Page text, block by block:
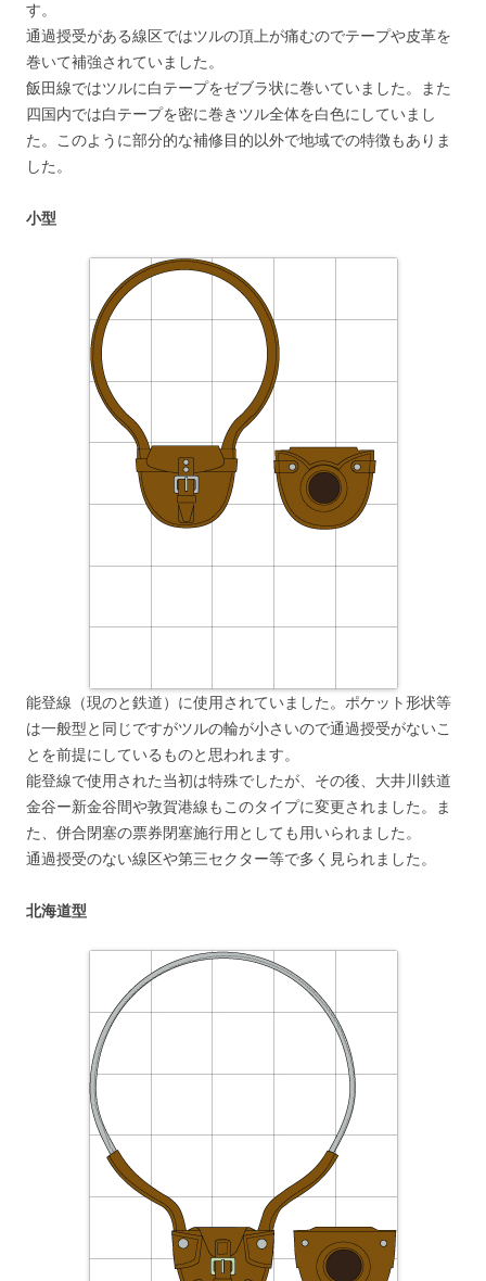
す。
通過授受がある線区ではツルの頂上が痛むのでテープや皮革を
巻いて補強されていました。
飯田線ではツルに白テープをゼブラ状に巻いていました。また
四国内では白テープを密に巻きツル全体を白色にしていまし
た。このように部分的な補修目的以外で地域での特徴もありま
した。
小型
能登線（現のと鉄道）に使用されていました。ポケット形状等
は一般型と同じですがツルの輪が小さいので通過授受がないこ
とを前提にしているものと思われます。
能登線で使用された当初は特殊でしたが、その後、大井川鉄道
金谷ー新金谷間や敦賀港線もこのタイプに変更されました。ま
た、併合閉塞の票券閉塞施行用としても用いられました。
通過授受のない線区や第三セクター等で多く見られました。
北海道型